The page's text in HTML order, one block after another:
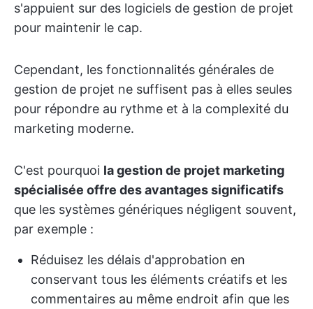
s'appuient sur des logiciels de gestion de projet
pour maintenir le cap.
Cependant, les fonctionnalités générales de
gestion de projet ne suffisent pas à elles seules
pour répondre au rythme et à la complexité du
marketing moderne.
C'est pourquoi la gestion de projet marketing
spécialisée offre des avantages significatifs
que les systèmes génériques négligent souvent,
par exemple :
Réduisez les délais d'approbation en
conservant tous les éléments créatifs et les
commentaires au même endroit afin que les